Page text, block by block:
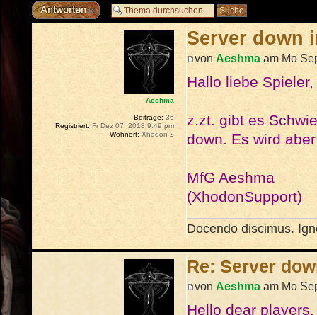
Antwort erstellen
Server down
von Aeshma am Mo
Hallo liebe Spieler,
z.zt. gibt es
down. Es wird
MfG Aeshma
(XhodonSupport)
Docendo discimus.
Aeshma
Beiträge: 36
Registriert: Fr Dez 07, 2018 9:49 pm
Wohnort: Xhodon 2
Re: Server
von Aeshmaam Mo
Hello dear players,